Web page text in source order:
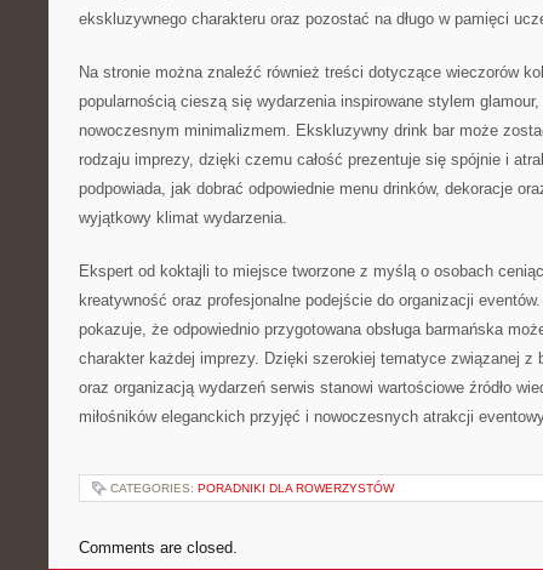
ekskluzywnego charakteru oraz pozostać na długo w pamięci
Na stronie można znaleźć również treści dotyczące wieczorów
popularnością cieszą się wydarzenia inspirowane stylem
nowoczesnym minimalizmem. Ekskluzywny drink bar może
rodzaju imprezy, dzięki czemu całość prezentuje się spójnie i
podpowiada, jak dobrać odpowiednie menu drinków, dekoracje
wyjątkowy klimat wydarzenia.
Ekspert od koktajli to miejsce tworzone z myślą o osobach
kreatywność oraz profesjonalne podejście do organizacji
pokazuje, że odpowiednio przygotowana obsługa barmańska
charakter każdej imprezy. Dzięki szerokiej tematyce związanej z
oraz organizacją wydarzeń serwis stanowi wartościowe źródło
miłośników eleganckich przyjęć i nowoczesnych atrakcji
CATEGORIES: PORADNIKI DLA ROWERZYSTÓW
Comments are closed.